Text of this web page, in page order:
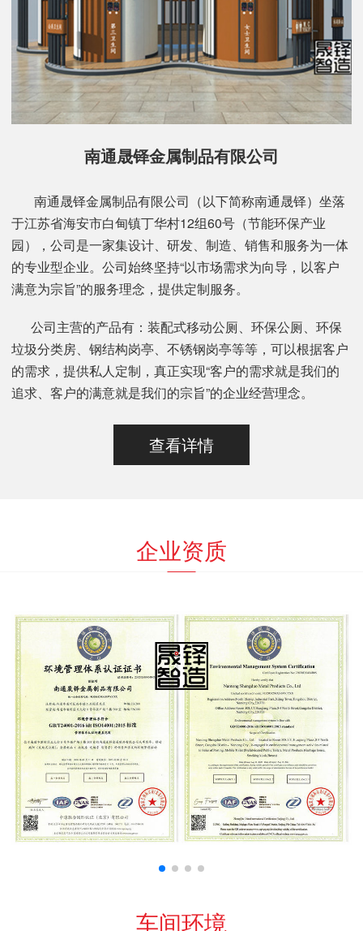
南通晟铎金属制品有限公司
南通晟铎金属制品有限公司（以下简称南通晟铎）坐落
于江苏省海安市白甸镇丁华村12组60号（节能环保产业
园），公司是一家集设计、研发、制造、销售和服务为一体
的专业型企业。公司始终坚持“以市场需求为向导，以客户
满意为宗旨”的服务理念，提供定制服务。
公司主营的产品有：装配式移动公厕、环保公厕、环保
垃圾分类房、钢结构岗亭、不锈钢岗亭等等，可以根据客户
的需求，提供私人定制，真正实现“客户的需求就是我们的
追求、客户的满意就是我们的宗旨”的企业经营理念。
查看详情
企业资质
车间环境